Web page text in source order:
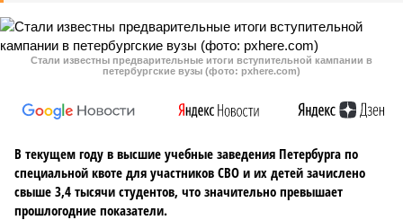
Стали известны предварительные итоги вступительной кампании в
петербургские вузы (фото: pxhere.com)
В текущем году в высшие учебные заведения Петербурга по
специальной квоте для участников СВО и их детей зачислено
свыше 3,4 тысячи студентов, что значительно превышает
прошлогодние показатели.